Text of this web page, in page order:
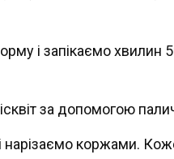
і запікаємо хвилин
за допомогою
нарізаємо коржами.